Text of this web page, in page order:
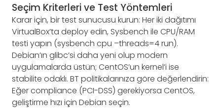
Seçim Kriterleri ve Test Yöntemleri
Karar için, bir test sunucusu kurun: Her iki dağıtımı
VirtualBox’ta deploy edin, Sysbench ile CPU/RAM
testi yapın (sysbench cpu –threads=4 run).
Debian’ın glibc’si daha yeni olup modern
uygulamalarda üstün; CentOS’un kernel’i ise
stabilite odaklı. BT politikalarınıza göre değerlendirin:
Eğer compliance (PCI-DSS) gerekiyorsa CentOS,
geliştirme hızı için Debian seçin.